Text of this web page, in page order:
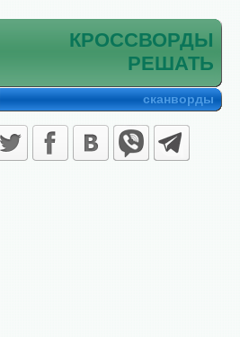
КРОССВОРДЫ
РЕШАТЬ
сканворды